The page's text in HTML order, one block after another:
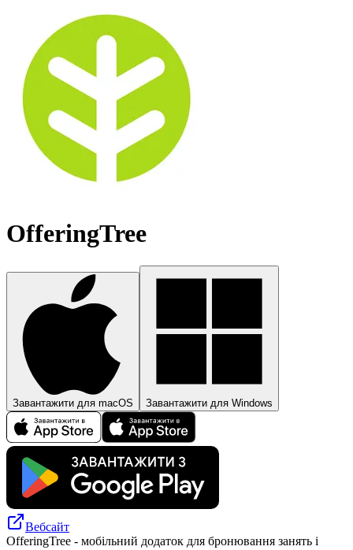
OfferingTree
Завантажити для macOS Завантажити для Windows
Вебсайт
OfferingTree - мобільний додаток для бронювання занять і